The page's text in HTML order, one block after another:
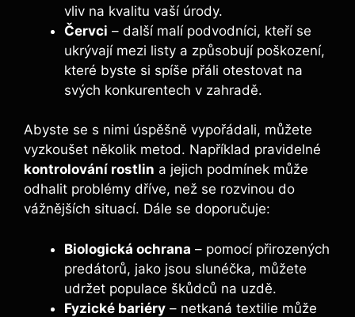
vliv na kvalitu vaší úrody.
Červci – další malí podvodníci, kteří se
ukrývají mezi listy a způsobují poškození,
které byste si spíše přáli otestovat na
svých konkurentech v zahradě.
Abyste se s nimi úspěšně vypořádali, můžete
vyzkoušet několik metod. Například pravidelné
kontrolování rostlin a jejich podmínek může
odhalit problémy dříve, než se rozvinou do
vážnějších situací. Dále se doporučuje:
Biologická ochrana – pomocí přirozených
predátorů, jako jsou slunéčka, můžete
udržet populace škůdců na uzdě.
Fyzické bariéry – netkaná textilie může